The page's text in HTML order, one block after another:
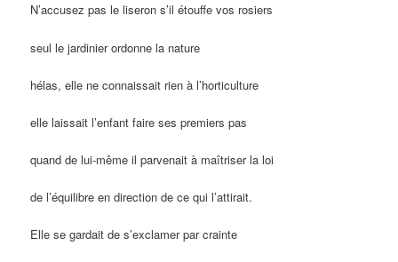
N’accusez pas le liseron s’il étouffe vos rosiers
seul le jardinier ordonne la nature
hélas, elle ne connaissait rien à l’horticulture
elle laissait l’enfant faire ses premiers pas
quand de lui-même il parvenait à maîtriser la loi
de l’équilibre en direction de ce qui l’attirait.
Elle se gardait de s’exclamer par crainte